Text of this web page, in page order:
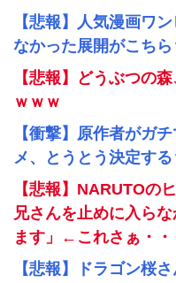
【悲報】人気漫画ワ
なかった展開がこちら
【悲報】どうぶつの
ｗｗｗ
【衝撃】原作者がガ
メ、とうとう決定す
【悲報】NARUTOの
兄さんを止めに入ら
ます」←これさぁ・・
【悲報】ドラゴン桜